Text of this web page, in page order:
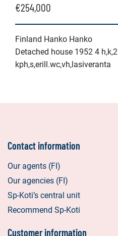
€254,000
Finland Hanko Hanko
Detached house 1952 4 h,k,2
kph,s,erill.wc,vh,lasiveranta
Contact information
Our agents (FI)
Our agencies (FI)
Sp-Koti’s central unit
Recommend Sp-Koti
Customer information